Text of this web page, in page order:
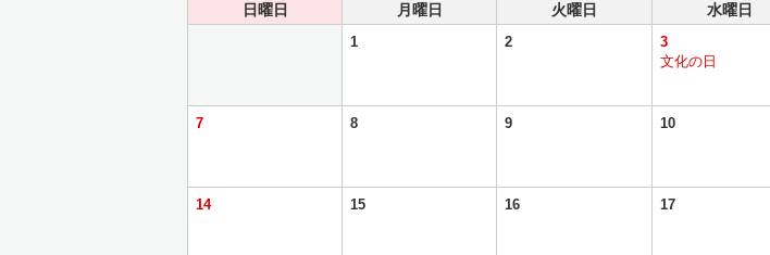
日曜日 月曜日 火曜日 水曜日
1 2
3
文化の日
7 8 9 10
14 15 16 17